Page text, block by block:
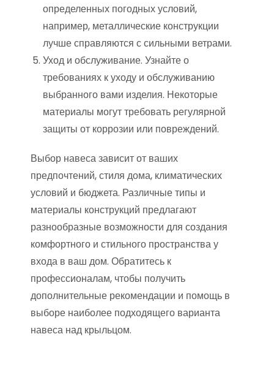
определенных погодных условий,
например, металлические конструкции
лучше справляются с сильными ветрами.
Уход и обслуживание. Узнайте о
требованиях к уходу и обслуживанию
выбранного вами изделия. Некоторые
материалы могут требовать регулярной
защиты от коррозии или повреждений.
Выбор навеса зависит от ваших
предпочтений, стиля дома, климатических
условий и бюджета. Различные типы и
материалы конструкций предлагают
разнообразные возможности для создания
комфортного и стильного пространства у
входа в ваш дом. Обратитесь к
профессионалам, чтобы получить
дополнительные рекомендации и помощь в
выборе наиболее подходящего варианта
навеса над крыльцом.